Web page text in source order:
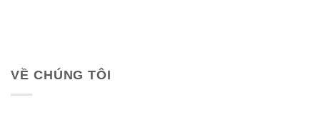
VỀ CHÚNG TÔI